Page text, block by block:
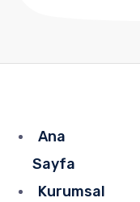
Ana
Sayfa
Kurumsal